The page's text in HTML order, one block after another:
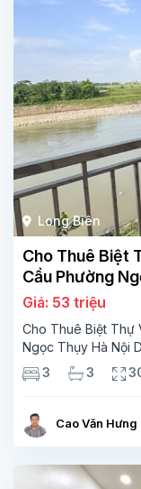
Long Biên
Cho Thuê Biệt
Cầu Phường
Giá: 53 triệu
Cho Thuê Biệt Thự
Ngọc Thụy Hà Nội
3 Tầng Thiêt kế
ngủ,1 phòng
3 3
Cao Văn Hưng